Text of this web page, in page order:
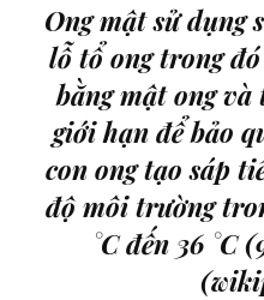
Ong mật sử dụng
lỗ tổ ong trong
bằng mật ong
giới hạn để bảo
con ong tạo sáp
độ môi trường
°C đến 36 °C